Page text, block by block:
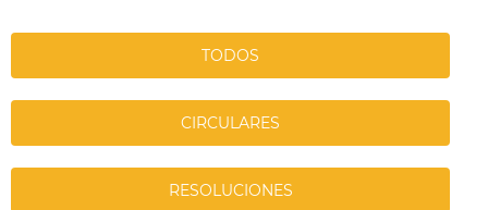
TODOS
CIRCULARES
RESOLUCIONES